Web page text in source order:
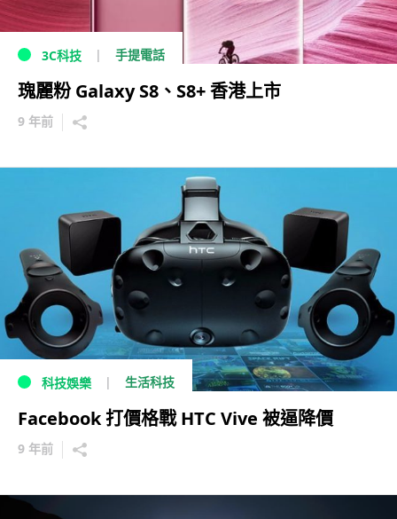
3C科技 手提電話
瑰麗粉 Galaxy S8、S8+ 香港上市
9 年前
科技娛樂 生活科技
Facebook 打價格戰 HTC Vive 被逼降價
9 年前